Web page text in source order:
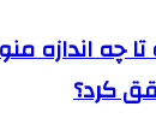
چه اندازه
کرد؟